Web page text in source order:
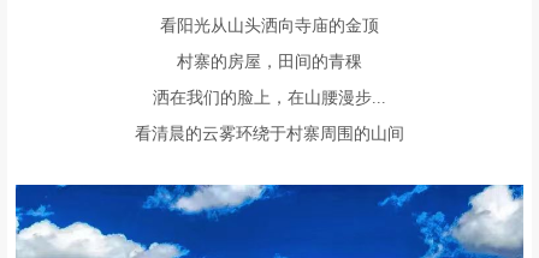
看阳光从山头洒向寺庙的金顶
村寨的房屋，田间的青稞
洒在我们的脸上，在山腰漫步...
看清晨的云雾环绕于村寨周围的山间